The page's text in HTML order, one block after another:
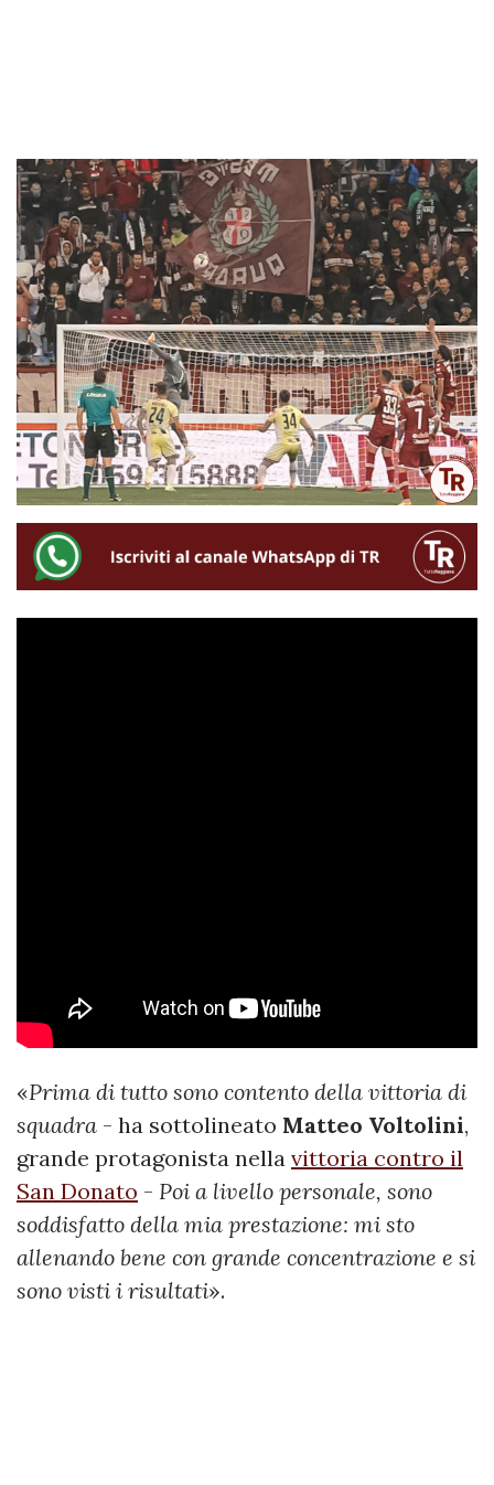
«Prima di tutto sono contento della vittoria di
squadra - ha sottolineato Matteo Voltolini,
grande protagonista nella vittoria contro il
San Donato - Poi a livello personale, sono
soddisfatto della mia prestazione: mi sto
allenando bene con grande concentrazione e si
sono visti i risultati».